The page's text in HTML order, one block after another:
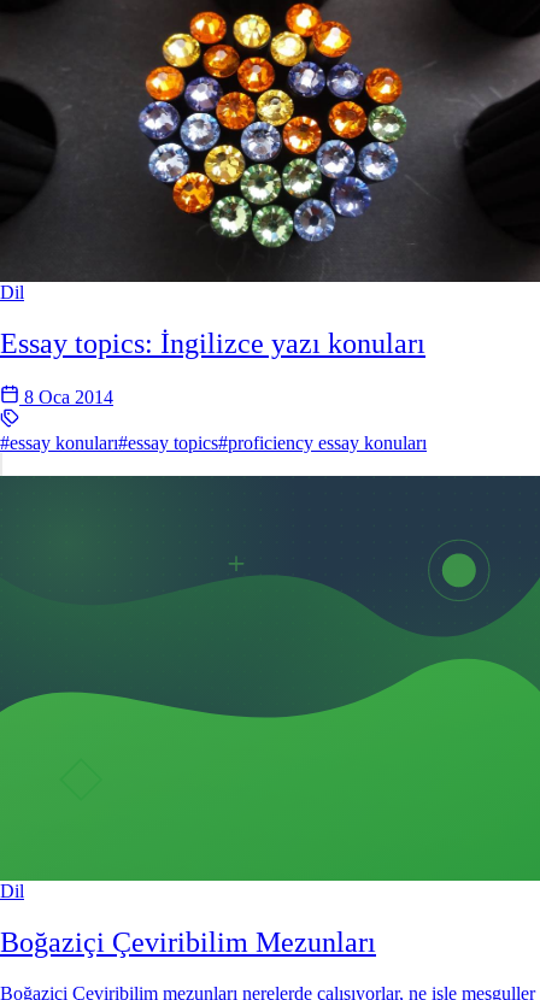
Dil
Essay topics: İngilizce yazı konuları
8 Oca 2014
#essay konuları#essay topics#proficiency essay konuları
Dil
Boğaziçi Çeviribilim Mezunları
Boğaziçi Çeviribilim mezunları nerelerde çalışıyorlar, ne işle meşguller